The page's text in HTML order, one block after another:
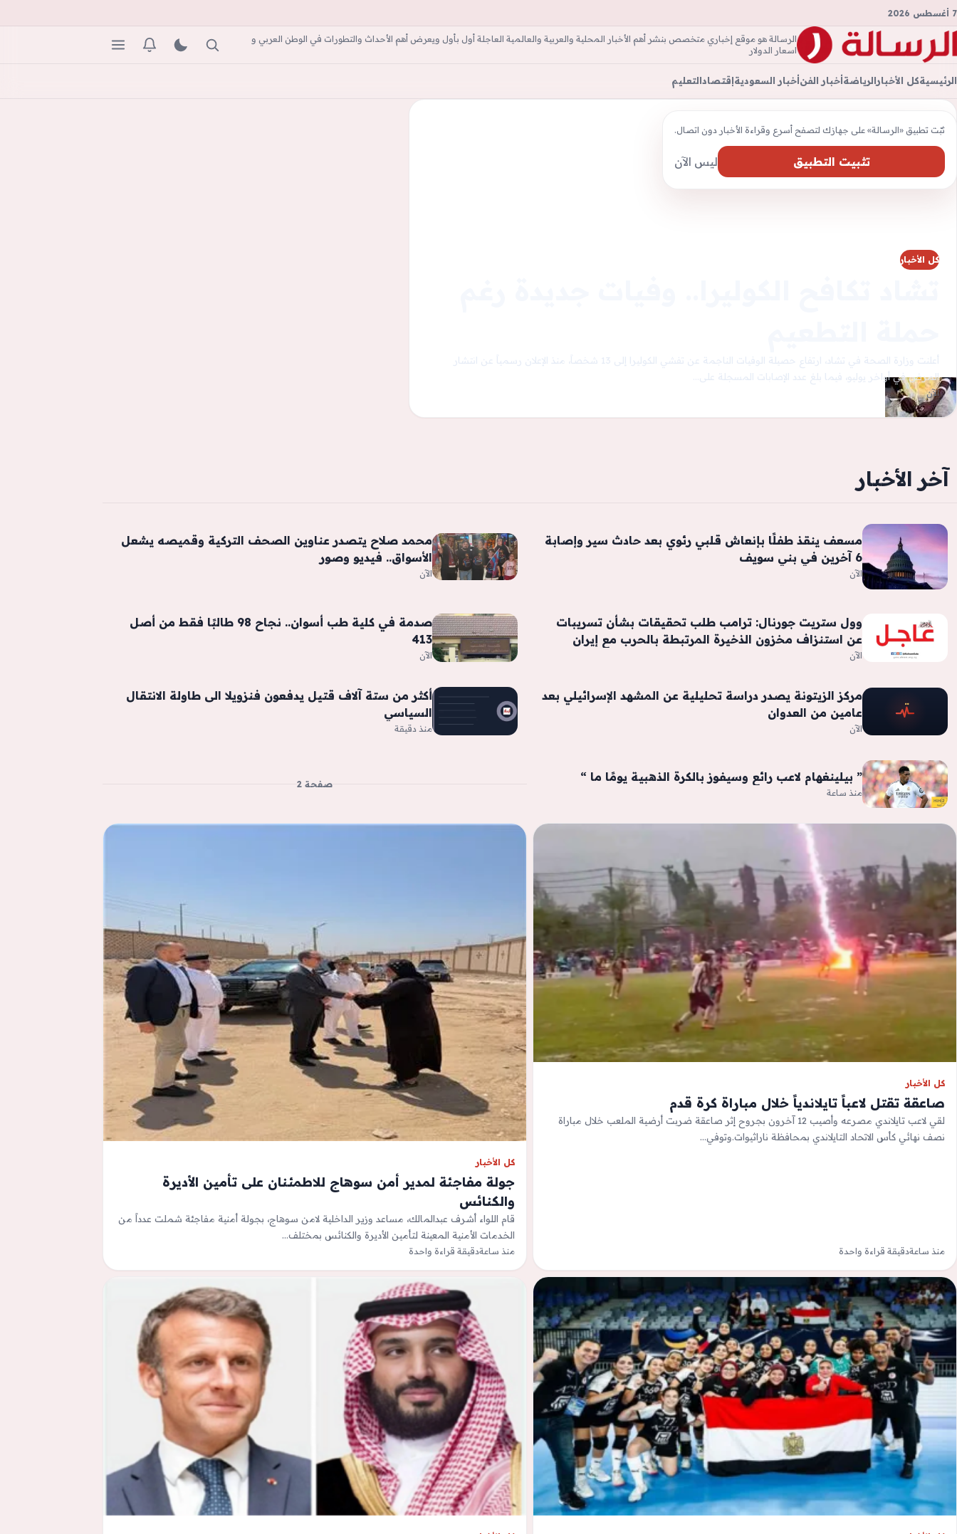
7 أغسطس 2026
الرسالة
الرسالة هو موقع إخباري متخصص بنشر أهم الأخبار المحلية والعربية والعالمية العاجلة أول بأول ويعرض أهم الأحداث والتطورات في الوطن العربي و
اسعار الدولار
بحث المظهرالتنبيهاتالقائمة
الرئيسيةكل الأخبارالرياضةأخبار الفنأخبار السعوديةإقتصادالتعليم
كل الأخبار
أعلنت وزارة الصحة في تشاد، ارتفاع حصيلة الوفيات الناجمة عن تفشي الكوليرا إلى 13 شخصاً، منذ الإعلان رسمياً عن انتشار
المرض في أواخر يوليو، فيما بلغ عدد الإصابات المسجلة على…
الآن
آخر الأخبار
مسعف ينقذ طفلًا بإنعاش قلبي رئوي بعد حادث سير وإصابة
6 آخرين في بني سويف
الآن
محمد صلاح يتصدر عناوين الصحف التركية وقميصه يشعل
الأسواق.. فيديو وصور
الآن
وول ستريت جورنال: ترامب طلب تحقيقات بشأن تسريبات
عن استنزاف مخزون الذخيرة المرتبطة بالحرب مع إيران
الآن
صدمة في كلية طب أسوان.. نجاح 98 طالبًا فقط من أصل
413
الآن
مركز الزيتونة يصدر دراسة تحليلية عن المشهد الإسرائيلي بعد
عامين من العدوان
الآن
أكثر من ستة آلاف قتيل يدفعون فنزويلا الى طاولة الانتقال
السياسي
منذ دقيقة
” بيلينغهام لاعب رائع وسيفوز بالكرة الذهبية يومًا ما “
منذ ساعة
صفحة 2
كل الأخبار
صاعقة تقتل لاعباً تايلاندياً خلال مباراة كرة قدم
لقي لاعب تايلاندي مصرعه وأصيب 12 آخرون بجروح إثر صاعقة ضربت أرضية الملعب خلال مباراة
نصف نهائي كأس الاتحاد التايلاندي بمحافظة ناراثيوات.وتوفي…
منذ ساعةدقيقة قراءة واحدة
كل الأخبار
جولة مفاجئة لمدير أمن سوهاج للاطمئنان على تأمين الأديرة
والكنائس
قام اللواء أشرف عبدالمالك، مساعد وزير الداخلية لامن سوهاج، بجولة أمنية مفاجئة شملت عدداً من
الخدمات الأمنية المعينة لتأمين الأديرة والكنائس بمختلف…
منذ ساعةدقيقة قراءة واحدة
ثبّت تطبيق «الرسالة» على جهازك لتصفح أسرع وقراءة الأخبار دون اتصال.
تثبيت التطبيق ليس الآن